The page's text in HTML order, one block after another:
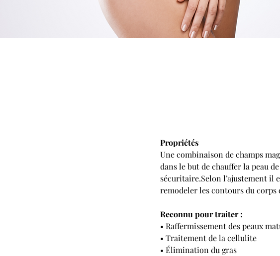
Propriétés
Une combinaison de champs
dans le but de chauffer la peau
sécuritaire.Selon l’ajustement il
remodeler les contours du corps
Reconnu pour traiter :
• Raffermissement des peaux
• Traitement de la cellulite
• Élimination du gras